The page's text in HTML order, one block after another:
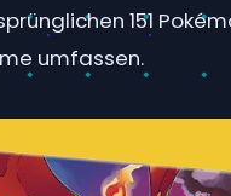
151
umfassen.